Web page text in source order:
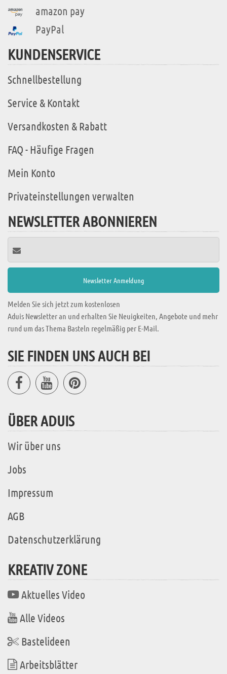
amazon pay
PayPal
KUNDENSERVICE
Schnellbestellung
Service & Kontakt
Versandkosten & Rabatt
FAQ - Häufige Fragen
Mein Konto
Privateinstellungen verwalten
NEWSLETTER ABONNIEREN
Melden Sie sich jetzt zum kostenlosen
Aduis Newsletter an und erhalten Sie Neuigkeiten, Angebote und mehr
rund um das Thema Basteln regelmäßig per E-Mail.
SIE FINDEN UNS AUCH BEI
ÜBER ADUIS
Wir über uns
Jobs
Impressum
AGB
Datenschutzerklärung
KREATIV ZONE
Aktuelles Video
Alle Videos
Bastelideen
Arbeitsblätter